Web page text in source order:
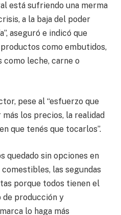
está sufriendo una merma
a la baja del poder
aseguró e indicó que
como embutidos,
como leche, carne o
pese al “esfuerzo que
los precios, la realidad
que tenés que tocarlos”.
quedado sin opciones en
comestibles, las segundas
porque todos tienen el
de producción y
lo haga más